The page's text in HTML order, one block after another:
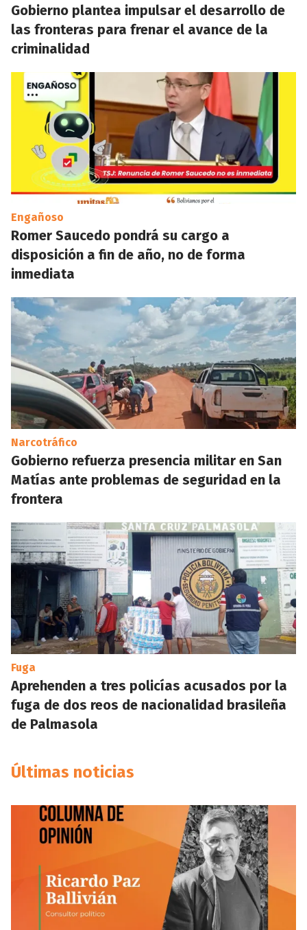
Gobierno plantea impulsar el desarrollo de
las fronteras para frenar el avance de la
criminalidad
Engañoso
Romer Saucedo pondrá su cargo a
disposición a fin de año, no de forma
inmediata
Narcotráfico
Gobierno refuerza presencia militar en San
Matías ante problemas de seguridad en la
frontera
Fuga
Aprehenden a tres policías acusados por la
fuga de dos reos de nacionalidad brasileña
de Palmasola
Últimas noticias